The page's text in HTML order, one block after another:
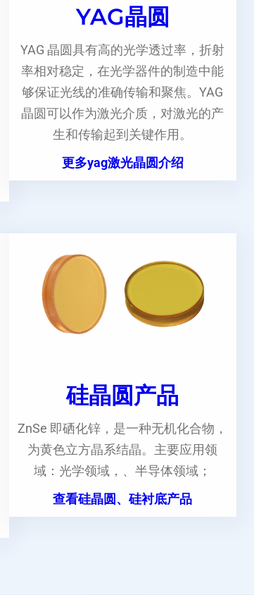
YAG晶圆
YAG 晶圆具有高的光学透过率，折射
率相对稳定，在光学器件的制造中能
够保证光线的准确传输和聚焦。YAG
晶圆可以作为激光介质，对激光的产
生和传输起到关键作用。
更多yag激光晶圆介绍
硅晶圆产品
ZnSe 即硒化锌，是一种无机化合物，
为黄色立方晶系结晶。主要应用领
域：光学领域，、半导体领域；
查看硅晶圆、硅衬底产品